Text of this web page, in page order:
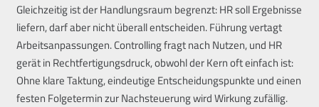
Gleichzeitig ist der Handlungsraum begrenzt: HR soll Ergebnisse
liefern, darf aber nicht überall entscheiden. Führung vertagt
Arbeitsanpassungen. Controlling fragt nach Nutzen, und HR
gerät in Rechtfertigungsdruck, obwohl der Kern oft einfach ist:
Ohne klare Taktung, eindeutige Entscheidungspunkte und einen
festen Folgetermin zur Nachsteuerung wird Wirkung zufällig.